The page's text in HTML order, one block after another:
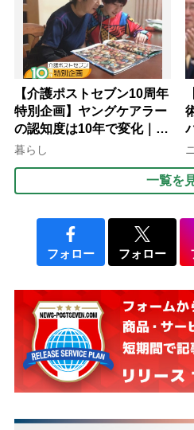
【介護ポストセブン10周年
特別企画】ヤングケアラー
の認知度は10年で変化｜流
行語大賞にノミネート、法
暮らし
一覧を
フォロー フォロー